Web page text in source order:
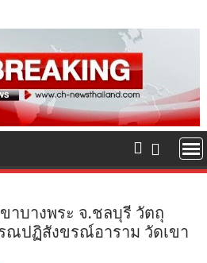
าบางพระ จ.ชลบุรี วัตถุ
ณปฏิสังขรณ์อาราม วัดเขา